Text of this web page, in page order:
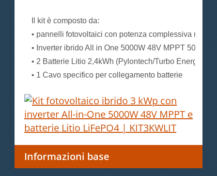
Il kit è composto da:
• pannelli fotovoltaici con potenza complessiva
• Inverter ibrido All in One 5000W 48V MPPT 500V
• 2 Batterie Litio 2,4kWh (Pylontech/Turbo Energy)
• 1 Cavo specifico per collegamento batterie
Informazioni base